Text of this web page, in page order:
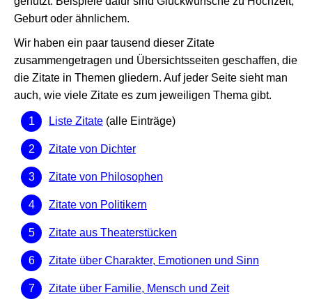
Geburt oder ähnlichem.
Wir haben ein paar tausend dieser Zitate
zusammengetragen und Übersichtsseiten geschaffen, die
die Zitate in Themen gliedern. Auf jeder Seite sieht man
auch, wie viele Zitate es zum jeweiligen Thema gibt.
Liste Zitate (alle Einträge)
Zitate von Dichter
Zitate von Philosophen
Zitate von Politikern
Zitate aus Theaterstücken
Zitate über Charakter, Emotionen und Sinn
Zitate über Familie, Mensch und Zeit